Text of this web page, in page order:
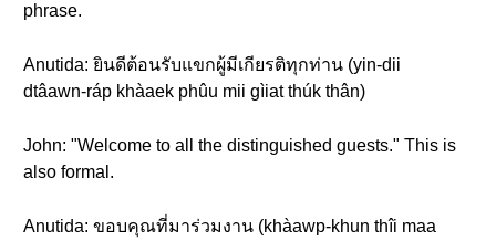
phrase.
Anutida: ยินดีต้อนรับแขกผู้มีเกียรติทุกท่าน (yin-dii
dtâawn-ráp khàaek phûu mii gìiat thúk thân)
John: "Welcome to all the distinguished guests." This is
also formal.
Anutida: ขอบคุณที่มาร่วมงาน (khàawp-khun thîi maa